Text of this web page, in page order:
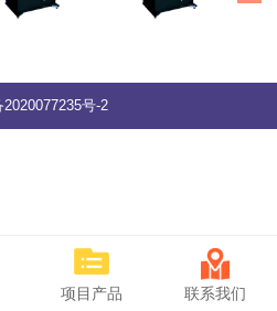
号-2
项目产品 联系我们